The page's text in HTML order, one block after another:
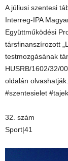
A júliusi szentesi
Interreg-IPA
Együttműködési
társfinanszírozott
testmozgásának
HUSRB/1602/32/
oldalán olvashatják.
#szentesielet
32. szám
Sport|41